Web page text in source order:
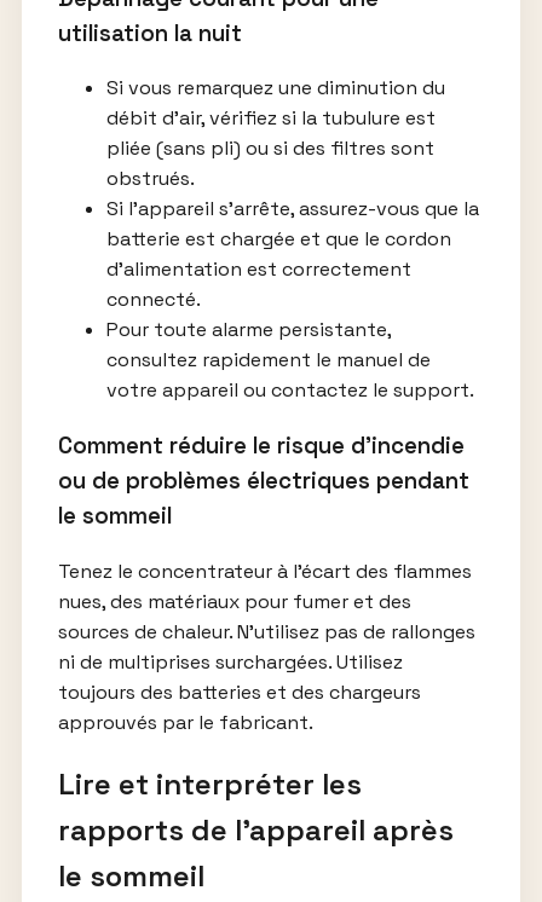
utilisation la nuit
Si vous remarquez une diminution du
débit d’air, vérifiez si la tubulure est
pliée (sans pli) ou si des filtres sont
obstrués.
Si l’appareil s’arrête, assurez-vous que la
batterie est chargée et que le cordon
d’alimentation est correctement
connecté.
Pour toute alarme persistante,
consultez rapidement le manuel de
votre appareil ou contactez le support.
Comment réduire le risque d’incendie
ou de problèmes électriques pendant
le sommeil
Tenez le concentrateur à l’écart des flammes
nues, des matériaux pour fumer et des
sources de chaleur. N’utilisez pas de rallonges
ni de multiprises surchargées. Utilisez
toujours des batteries et des chargeurs
approuvés par le fabricant.
Lire et interpréter les
rapports de l’appareil après
le sommeil